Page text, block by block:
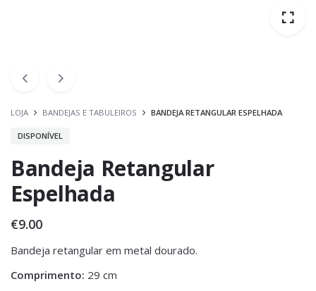
LOJA BANDEJAS E TABULEIROS BANDEJA RETANGULAR ESPELHADA
DISPONÍVEL
Bandeja Retangular
Espelhada
€9.00
Bandeja retangular em metal dourado.
Comprimento: 29 cm